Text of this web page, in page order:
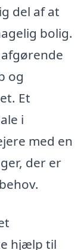
del af at
bolig.
og
Et
i
med en
der er
hjælp til